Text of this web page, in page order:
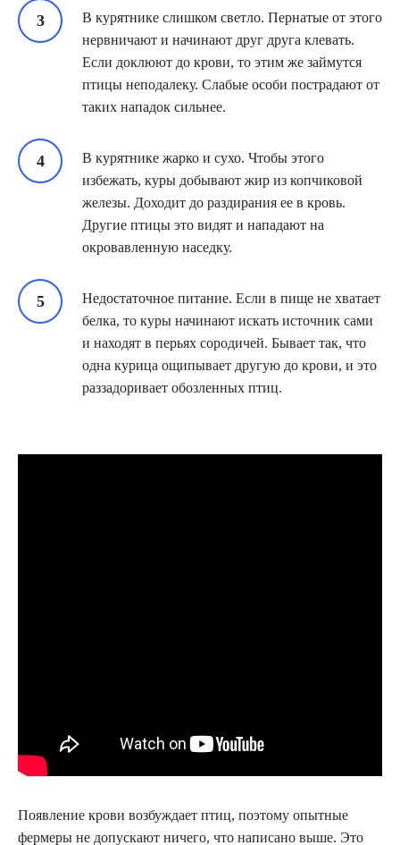
В курятнике слишком светло. Пернатые от этого
нервничают и начинают друг друга клевать.
Если доклюют до крови, то этим же займутся
птицы неподалеку. Слабые особи пострадают от
таких нападок сильнее.
В курятнике жарко и сухо. Чтобы этого
избежать, куры добывают жир из копчиковой
железы. Доходит до раздирания ее в кровь.
Другие птицы это видят и нападают на
окровавленную наседку.
Недостаточное питание. Если в пище не хватает
белка, то куры начинают искать источник сами
и находят в перьях сородичей. Бывает так, что
одна курица ощипывает другую до крови, и это
раззадоривает обозленных птиц.
Появление крови возбуждает птиц, поэтому опытные
фермеры не допускают ничего, что написано выше. Это